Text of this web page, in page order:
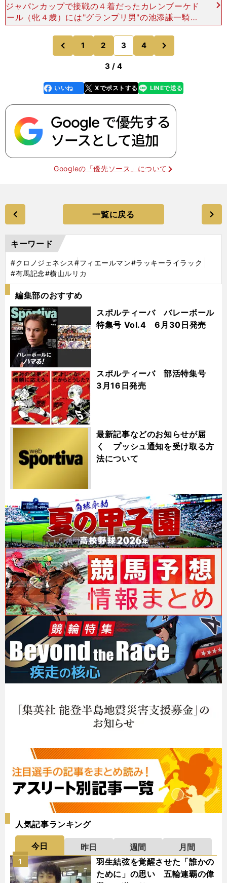
ジャパンカップで接戦の４着だったカレンブーケド
ール（牝４歳）には"グランプリ男"の池添謙一騎手
が騎乗します。池添騎手のＧＩでの回収率は100％
超えているので、買っていれば馬券はプラスという
恐ろしいこと
前
のページへ
1 2 3 4
のページへ
3 / 4
faceboo
k
いいね Xでポストする
line LINEで送る
Googleの「優先ソース」について
一覧に戻る
キーワード
#クロノジェネシス#フィエールマン#ラッキーライラック
#有馬記念#横山ルリカ
編集部のおすすめ
スポルティーバ バレーボール
特集号 Vol.4 6月30日発売
スポルティーバ 部活特集号
3月16日発売
最新記事などのお知らせが届
く プッシュ通知を受け取る方
法について
人気記事ランキング
今日 昨日 週間
月間
羽生結弦を覚醒させた「誰かの
ために」の思い 五輪連覇の偉
1